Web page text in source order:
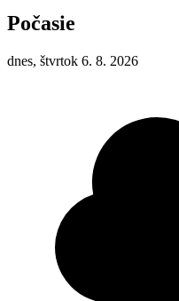
Počasie
dnes, štvrtok 6. 8. 2026